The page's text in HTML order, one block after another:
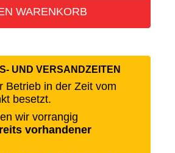
WARENKORB
UND VERSANDZEITEN
Betrieb in der Zeit vom
besetzt.
wir vorrangig
vorhandener